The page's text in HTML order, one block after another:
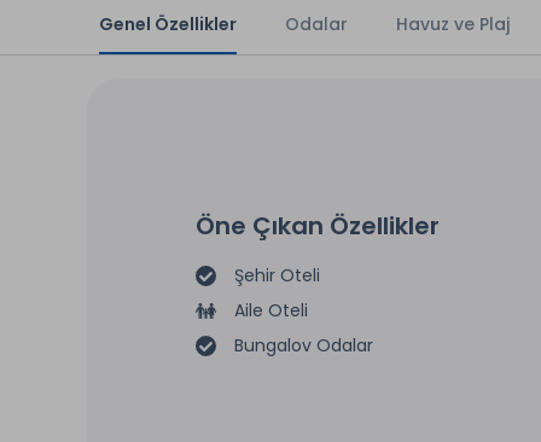
Genel Özellikler Odalar Havuz ve Plaj
Öne Çıkan Özellikler
Şehir Oteli
Aile Oteli
Bungalov Odalar